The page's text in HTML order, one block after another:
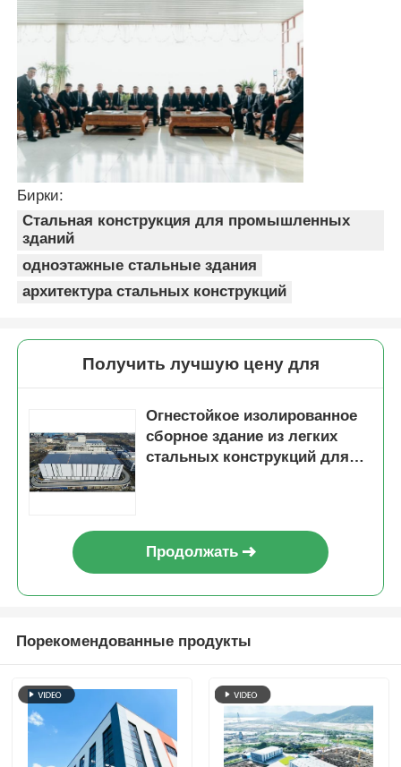
Бирки:
Стальная конструкция для промышленных
зданий
одноэтажные стальные здания
архитектура стальных конструкций
Получить лучшую цену для
Огнестойкое изолированное
сборное здание из легких
стальных конструкций для
Продолжать
Порекомендованные продукты